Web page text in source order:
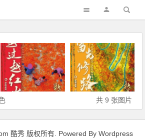
共 9 张图片
酷秀 版权所有. Powered By Wordpress